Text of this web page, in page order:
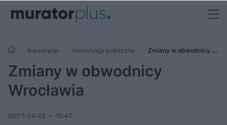
Inwestycje Inwestycje publiczne
Zmiany w obwodnicy
Wrocławia
Zmiany w obwodnicy
Wrocławia
2007-05-23 15:47